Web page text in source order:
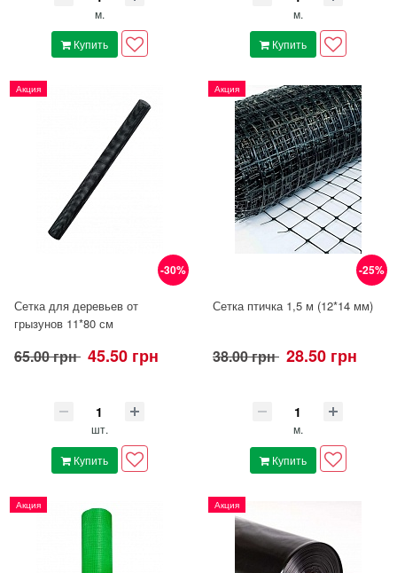
м.
Купить
м.
Купить
-30%
Акция
Сетка для деревьев от
грызунов 11*80 см
65.00 грн 45.50 грн
шт.
Купить
-25%
Акция
Сетка птичка 1,5 м (12*14 мм)
38.00 грн 28.50 грн
м.
Купить
Акция Акция